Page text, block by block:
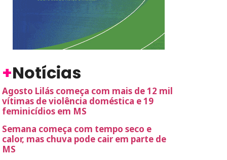
+Notícias
Agosto Lilás começa com mais de 12 mil
vítimas de violência doméstica e 19
feminicídios em MS
Semana começa com tempo seco e
calor, mas chuva pode cair em parte de
MS